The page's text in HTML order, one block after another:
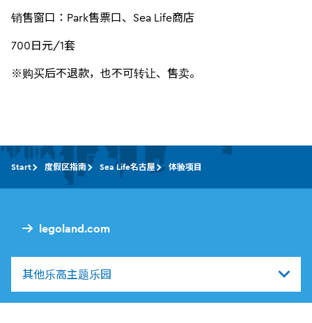
销售窗口：Park售票口、Sea Life商店
700日元/1套
※购买后不退款，也不可转让、售卖。
legoland.com
其他乐高主题乐园
Start 度假区指南 Sea Life名古屋 体验项目